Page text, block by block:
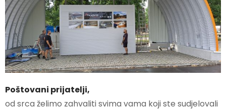
Poštovani prijatelji,
od srca želimo zahvaliti svima vama koji ste sudjelovali